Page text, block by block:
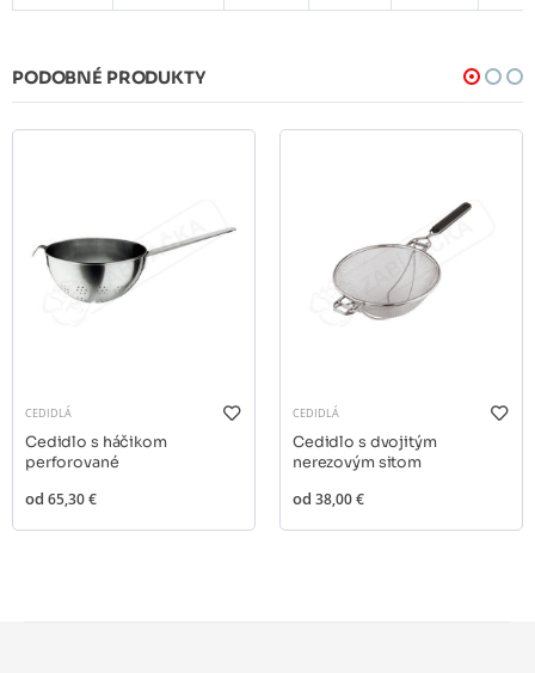
PODOBNÉ PRODUKTY
CEDIDLÁ
Cedidlo s háčikom
perforované
od 65,30 €
CEDIDLÁ
Cedidlo s dvojitým
nerezovým sitom
od 38,00 €